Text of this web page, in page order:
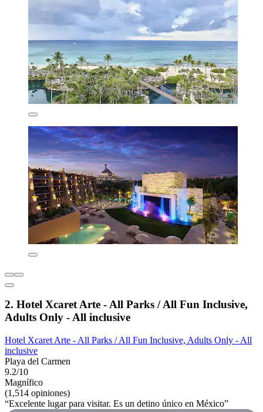
2. Hotel Xcaret Arte - All Parks / All Fun Inclusive,
Adults Only - All inclusive
Hotel Xcaret Arte - All Parks / All Fun Inclusive, Adults Only - All
inclusive
Playa del Carmen
9.2/10
Magnífico
(1,514 opiniones)
“Excelente lugar para visitar. Es un detino único en México”